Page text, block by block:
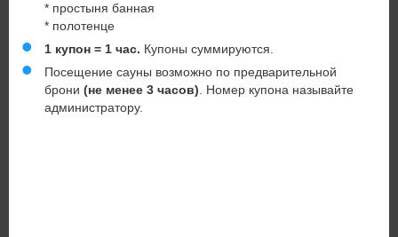
* простыня банная
* полотенце
1 купон = 1 час. Купоны суммируются.
Посещение сауны возможно по предварительной
брони (не менее 3 часов). Номер купона называйте
администратору.